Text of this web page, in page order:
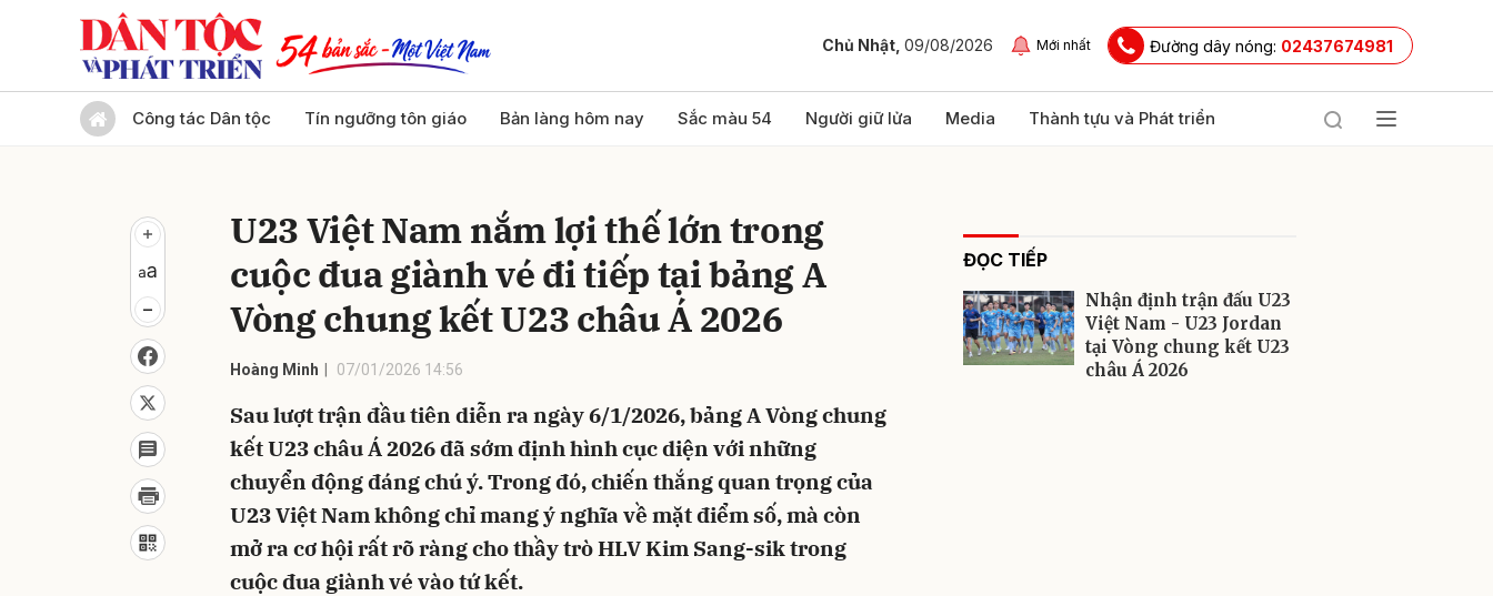
Chủ Nhật, 09/08/2026 Mới nhất Đường dây nóng: 02437674981
Công tác Dân tộc Tín ngưỡng tôn giáo Bản làng hôm nay Sắc màu 54 Người giữ lửa Media Thành tựu và Phát triển
U23 Việt Nam nắm lợi thế lớn trong
cuộc đua giành vé đi tiếp tại bảng A
Vòng chung kết U23 châu Á 2026
Hoàng Minh 07/01/2026 14:56
Sau lượt trận đầu tiên diễn ra ngày 6/1/2026, bảng A Vòng chung
kết U23 châu Á 2026 đã sớm định hình cục diện với những
chuyển động đáng chú ý. Trong đó, chiến thắng quan trọng của
U23 Việt Nam không chỉ mang ý nghĩa về mặt điểm số, mà còn
mở ra cơ hội rất rõ ràng cho thầy trò HLV Kim Sang-sik trong
cuộc đua giành vé vào tứ kết.
ĐỌC TIẾP
Nhận định trận đấu U23
Việt Nam - U23 Jordan
tại Vòng chung kết U23
châu Á 2026
Gửi bình luận
Gửi